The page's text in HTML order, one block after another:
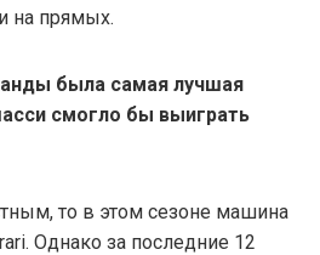
на прямых.
была самая лучшая
смогло бы выиграть
то в этом сезоне машина
Однако за последние 12